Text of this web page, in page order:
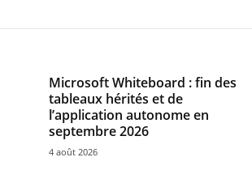
Microsoft Whiteboard : fin des
tableaux hérités et de
l’application autonome en
septembre 2026
4 août 2026